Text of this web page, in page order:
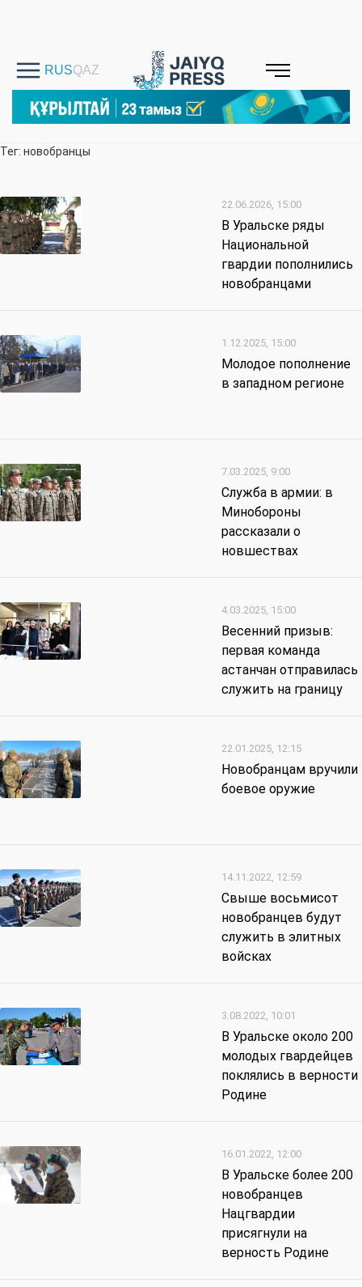
Тег: новобранцы
22.06.2026, 15:00
В Уральске ряды
Национальной
гвардии пополнились
новобранцами
1.12.2025, 15:00
Молодое пополнение
в западном регионе
7.03.2025, 9:00
Служба в армии: в
Минобороны
рассказали о
новшествах
4.03.2025, 15:00
Весенний призыв:
первая команда
астанчан отправилась
служить на границу
22.01.2025, 12:15
Новобранцам вручили
боевое оружие
14.11.2022, 12:59
Свыше восьмисот
новобранцев будут
служить в элитных
войсках
3.08.2022, 10:01
В Уральске около 200
молодых гвардейцев
поклялись в верности
Родине
16.01.2022, 12:00
В Уральске более 200
новобранцев
Нацгвардии
присягнули на
верность Родине